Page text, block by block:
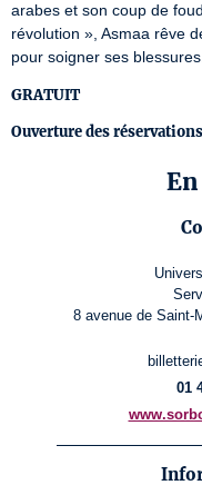
arabes et son coup de
révolution », Asmaa rêve
pour soigner ses blessures.
GRATUIT
Ouverture des
8 avenue de Saint-
01